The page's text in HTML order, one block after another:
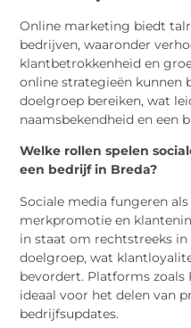
Online marketing biedt
bedrijven, waaronder
klantbetrokkenheid en
online strategieën kunnen
doelgroep bereiken, wat
naamsbekendheid en een
Welke rollen spelen
een bedrijf in Breda?
Sociale media fungeren
merkpromotie en
in staat om rechtstreeks
doelgroep, wat
bevordert. Platforms zoals
ideaal voor het delen van
bedrijfsupdates.